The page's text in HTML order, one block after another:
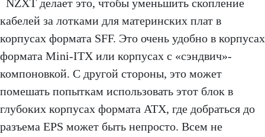
NZXT делает это, чтобы уменьшить скопление
кабелей за лотками для материнских плат в
корпусах формата SFF. Это очень удобно в корпусах
формата Mini‑ITX или корпусах с «сэндвич»-
компоновкой. С другой стороны, это может
помешать попыткам использовать этот блок в
глубоких корпусах формата ATX, где добраться до
разъема EPS может быть непросто. Всем не